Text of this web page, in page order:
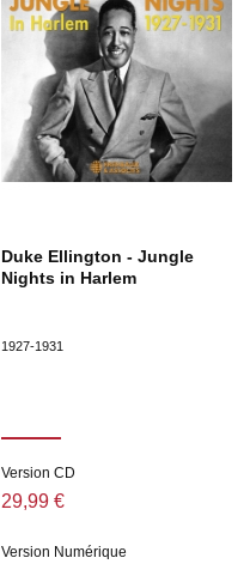
Duke Ellington - Jungle
Nights in Harlem
1927-1931
Version CD
29,99 €
Version Numérique